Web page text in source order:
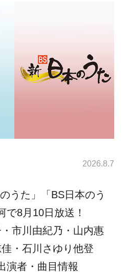
2026.8.7
うた」「BS日本のう
で8月10日放送！
市川由紀乃・山内惠
・石川さゆり他登
者・曲目情報